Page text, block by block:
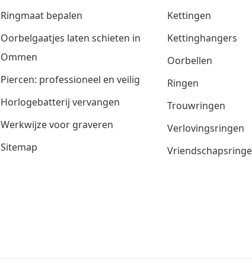
Ringmaat bepalen
Oorbelgaatjes laten schieten in
Ommen
Piercen: professioneel en veilig
Horlogebatterij vervangen
Werkwijze voor graveren
Sitemap
Kettingen
Kettinghangers
Oorbellen
Ringen
Trouwringen
Verlovingsringen